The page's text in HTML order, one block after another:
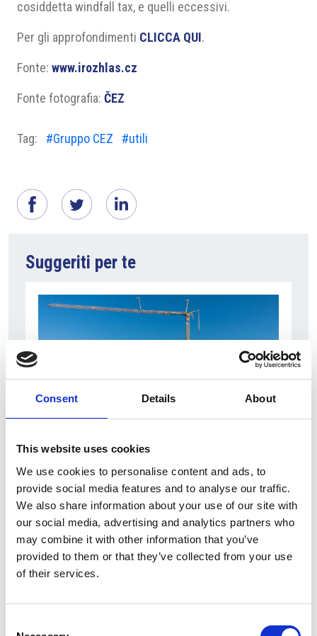
Consent Details About
This website uses cookies
We use cookies to personalise content and ads, to
provide social media features and to analyse our traffic.
We also share information about your use of our site with
our social media, advertising and analytics partners who
may combine it with other information that you’ve
provided to them or that they’ve collected from your use
of their services.
cosiddetta windfall tax, e quelli eccessivi.
Per gli approfondimenti CLICCA QUI.
Fonte: www.irozhlas.cz
Fonte fotografia: ČEZ
Tag: #Gruppo CEZ #utili
Suggeriti per te
7 Agosto 2026
Nel primo semestre è aumentata fortemente la
costruzione di nuove abitazioni
Repubblica Ceca